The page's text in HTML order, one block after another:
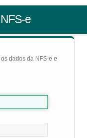
e
dados da NFS-e e